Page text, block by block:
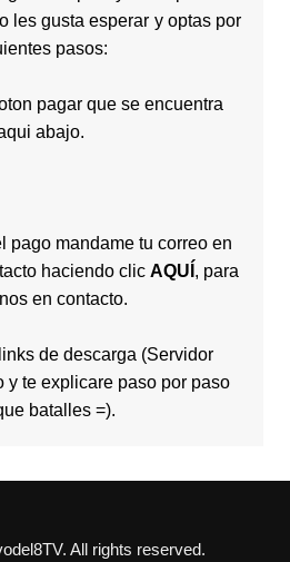
les gusta esperar y optas por
pasos:
pagar que se encuentra
abajo.
pago mandame tu correo en
haciendo clic AQUÍ , para
en contacto.
de descarga (Servidor
y te explicare paso por paso
batalles =).
All rights reserved.